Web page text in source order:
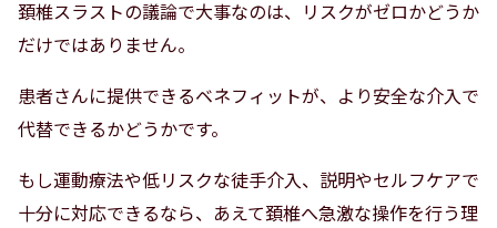
頚椎スラストの議論で大事なのは、リスクがゼロかどうか
だけではありません。
患者さんに提供できるベネフィットが、より安全な介入で
代替できるかどうかです。
もし運動療法や低リスクな徒手介入、説明やセルフケアで
十分に対応できるなら、あえて頚椎へ急激な操作を行う理